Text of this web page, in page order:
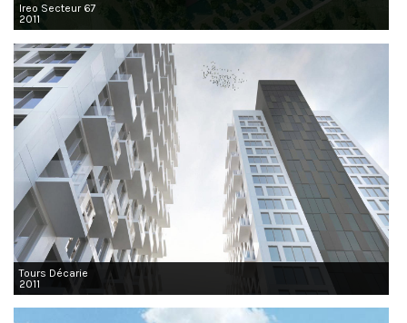
Ireo Secteur 67
2011
Tours Décarie
2011